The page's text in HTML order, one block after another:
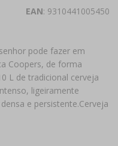
EAN: 9310441005450
pode fazer em
Coopers, de forma
L de tradicional cerveja
ligeiramente
e persistente.Cerveja